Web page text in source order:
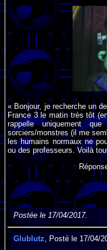
« Bonjour, je recherche un
France 3 le matin très tôt
rappelle uniquement
sorciers/monstres (il me
les humains normaux ne
ou des professeurs. Voilà
Postée le 17/04/2017.
Glublutz, Posté le 17/04/